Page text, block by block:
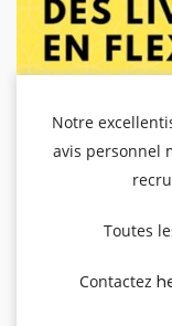
Notre
avis personnel
Toutes
Contactez